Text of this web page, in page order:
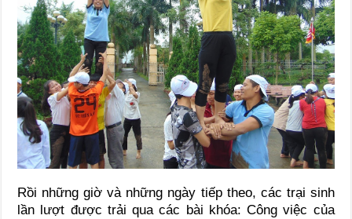
Rồi những giờ và những ngày tiếp theo, các trại sinh
lần lượt được trải qua các bài khóa: Công việc của